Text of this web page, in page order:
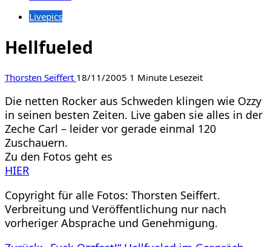
Livepics
Hellfueled
Thorsten Seiffert 18/11/2005 1 Minute Lesezeit
Die netten Rocker aus Schweden klingen wie Ozzy
in seinen besten Zeiten. Live gaben sie alles in der
Zeche Carl – leider vor gerade einmal 120
Zuschauern.
Zu den Fotos geht es
HIER
Copyright für alle Fotos: Thorsten Seiffert.
Verbreitung und Veröffentlichung nur nach
vorheriger Absprache und Genehmigung.